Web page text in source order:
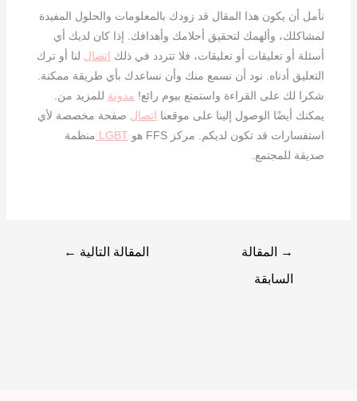
نأمل أن يكون هذا المقال قد زودك بالمعلومات والحلول المفيدة
لمشاكلك، وألهمك لتحقيق أحلامك وأهدافك. إذا كان لديك أي
أسئلة أو تعليقات أو تعليقات، فلا تتردد في ذلك اتصال لنا أو ترك
التعليق أدناه. نود أن نسمع منك وأن نساعدك بأي طريقة ممكنة.
شكرا لك على القراءة واستمتع بيوم رائع! مدونة للمزيد من.
يمكنك أيضًا الوصول إلينا على موقعنا اتصال صفحة مخصصة لأي
استفسارات قد تكون لديكم. مركز FFS هو
LGBT منظمة
صديقة للمجتمع.
→
المقالة
السابقة
المقالة التالية ←